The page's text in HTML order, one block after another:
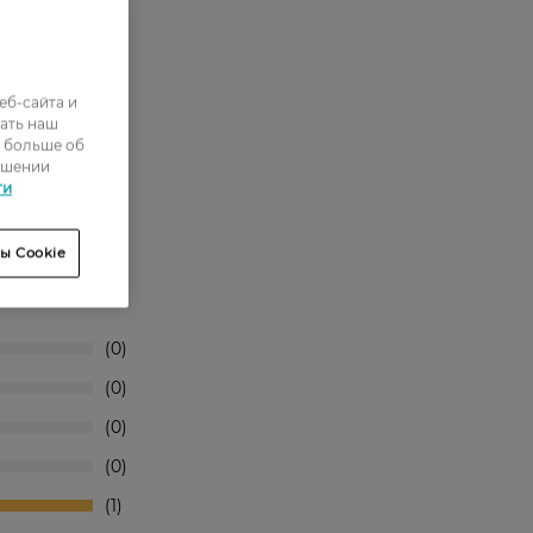
0
0
0
0
1
сайта и
наш
больше об
Cookie